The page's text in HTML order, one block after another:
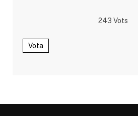
243 Vots
Vota